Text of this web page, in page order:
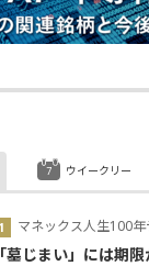
マネックス人生100年
「墓じまい」には期
ウイークリー